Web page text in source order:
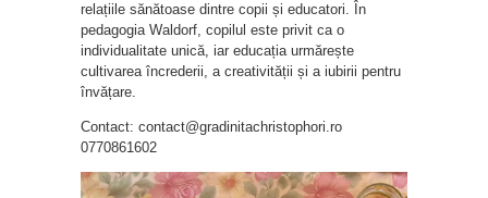
relațiile sănătoase dintre copii și educatori. În
pedagogia Waldorf, copilul este privit ca o
individualitate unică, iar educația urmărește
cultivarea încrederii, a creativității și a iubirii pentru
învățare.
Contact: contact@gradinitachristophori.ro
0770861602